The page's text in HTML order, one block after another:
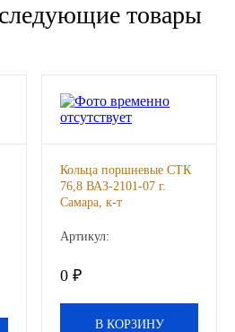
товары
Кольца поршневые СТК
76,8 ВАЗ-2101-07 г.
Самара, к-т
Артикул:
0 ₽
В КОРЗИНУ